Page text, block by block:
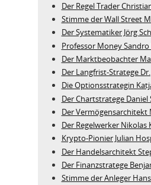
Der Regel Trader
Stimme der Wall Street
Der Systematiker Jörg
Professor Money Sandro
Der Marktbeobachter
Der Langfrist-Stratege
Die Optionsstrategin
Der Chartstratege Daniel
Der Vermögensarchitekt
Der Regelwerker Nikolas
Krypto-Pionier Julian
Der Handelsarchitekt
Der Finanzstratege
Stimme der Anleger